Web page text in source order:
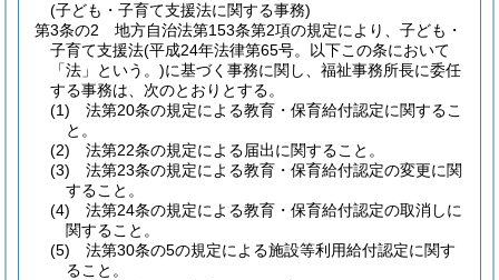
(子ども・子育て支援法に関する事務)
第3条の2
地方自治法第153条第2項の規定により、子ども・
子育て支援法(平成24年法律第65号。以下この条において
「法」という。)に基づく事務に関し、福祉事務所長に委任
する事務は、次のとおりとする。
(1)
法第20条の規定による教育・保育給付認定に関するこ
と。
(2)
法第22条の規定による届出に関すること。
(3)
法第23条の規定による教育・保育給付認定の変更に関
すること。
(4)
法第24条の規定による教育・保育給付認定の取消しに
関すること。
(5)
法第30条の5の規定による施設等利用給付認定に関す
ること。